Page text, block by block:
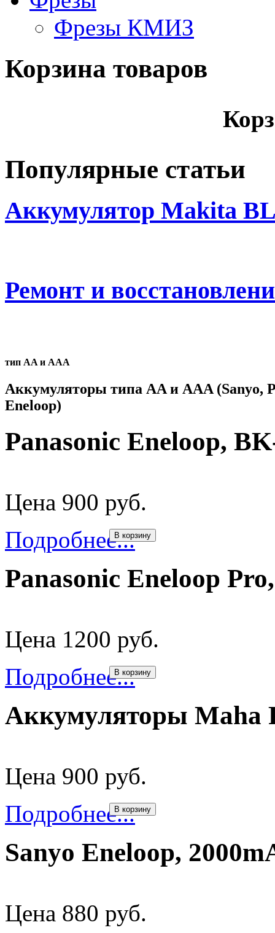
Фрезы КМИЗ
Корзина товаров
Популярные статьи
Аккумулятор Makita
Ремонт и
тип AA и AAA
Аккумуляторы типа AA и AAA (Sanyo,
Eneloop)
Panasonic Eneloop,
Цена 900 руб.
Подробнее...
В корзину
Panasonic Eneloop
Цена 1200 руб.
Подробнее...
В корзину
Аккумуляторы Maha
Цена 900 руб.
Подробнее...
В корзину
Sanyo Eneloop,
Цена 880 руб.